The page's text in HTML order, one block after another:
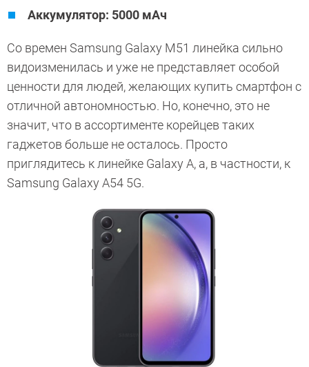
Аккумулятор: 5000 мАч
Со времен Samsung Galaxy M51 линейка сильно
видоизменилась и уже не представляет особой
ценности для людей, желающих купить смартфон с
отличной автономностью. Но, конечно, это не
значит, что в ассортименте корейцев таких
гаджетов больше не осталось. Просто
приглядитесь к линейке Galaxy A, а, в частности, к
Samsung Galaxy A54 5G.